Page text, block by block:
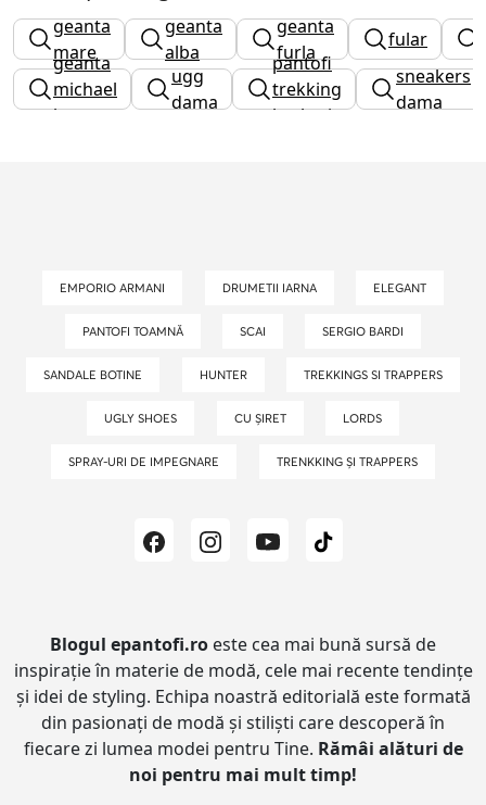
geanta
mare
geanta
alba
geanta
furla
fular
geanta
michael
kors
ugg
dama
pantofi
trekking
barbati
sneakers
dama
EMPORIO ARMANI DRUMETII IARNA ELEGANT
PANTOFI TOAMNĂ SCAI SERGIO BARDI
SANDALE BOTINE HUNTER TREKKINGS SI TRAPPERS
UGLY SHOES CU ȘIRET LORDS
SPRAY-URI DE IMPEGNARE TRENKKING ȘI TRAPPERS
Blogul epantofi.ro este cea mai bună sursă de
inspirație în materie de modă, cele mai recente tendințe
și idei de styling. Echipa noastră editorială este formată
din pasionați de modă și stiliști care descoperă în
fiecare zi lumea modei pentru Tine. Rămâi alături de
noi pentru mai mult timp!